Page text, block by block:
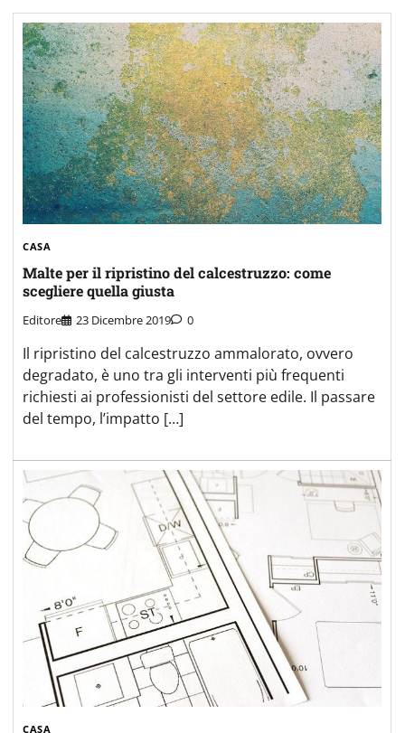
CASA
Malte per il ripristino del calcestruzzo: come
scegliere quella giusta
Editore 23 Dicembre 2019 0
Il ripristino del calcestruzzo ammalorato, ovvero
degradato, è uno tra gli interventi più frequenti
richiesti ai professionisti del settore edile. Il passare
del tempo, l’impatto […]
CASA